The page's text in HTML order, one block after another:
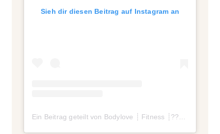
Sieh dir diesen Beitrag auf Instagram an